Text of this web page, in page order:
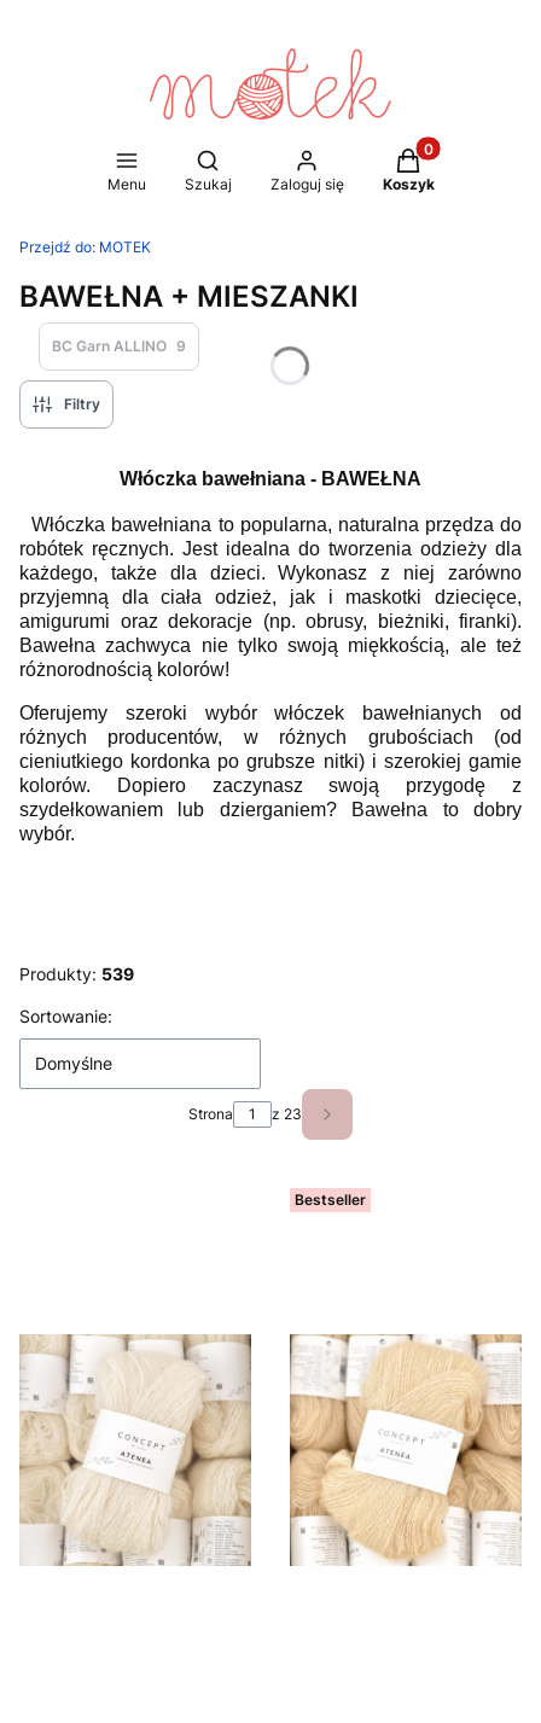
Menu
Otwórz wyszukiwarkę
Szukaj Zaloguj się
Produkty w
Koszyk
Przejdź do: MOTEK
BAWEŁNA + MIESZANKI
BC Garn ALLINO 9
Filtry
Włóczka bawełniana - BAWEŁNA
Włóczka bawełniana to popularna, naturalna przędza do
robótek ręcznych. Jest idealna do tworzenia odzieży dla
każdego, także dla dzieci. Wykonasz z niej zarówno
przyjemną dla ciała odzież, jak i maskotki dziecięce,
amigurumi oraz dekoracje (np. obrusy, bieżniki, firanki).
Bawełna zachwyca nie tylko swoją miękkością, ale też
różnorodnością kolorów!
Oferujemy szeroki wybór włóczek bawełnianych od
różnych producentów, w różnych grubościach (od
cieniutkiego kordonka po grubsze nitki) i szerokiej gamie
kolorów.
Dopiero zaczynasz swoją przygodę z
szydełkowaniem lub dzierganiem? Bawełna to dobry
wybór.
Produkty: 539
Lista produktów
Sortowanie:
Domyślne
Strona z 23 Następne produkty
Bestseller